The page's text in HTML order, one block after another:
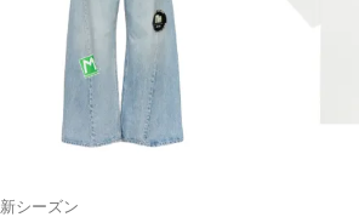
新シーズン